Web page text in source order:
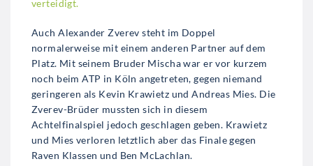
verteidigt.
Auch Alexander Zverev steht im Doppel
normalerweise mit einem anderen Partner auf dem
Platz. Mit seinem Bruder Mischa war er vor kurzem
noch beim ATP in Köln angetreten, gegen niemand
geringeren als Kevin Krawietz und Andreas Mies. Die
Zverev-Brüder mussten sich in diesem
Achtelfinalspiel jedoch geschlagen geben. Krawietz
und Mies verloren letztlich aber das Finale gegen
Raven Klassen und Ben McLachlan.